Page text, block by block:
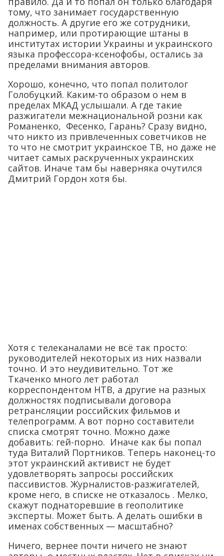
тому, что занимает государственную
должность. А другие его же сотрудники,
например, или протирающие штаны в
институтах истории Украины и украинского
языка профессора-ксенофобы, остались за
пределами внимания авторов.
Хорошо, конечно, что попал политолог
Голобуцкий. Каким-то образом о нем в
пределах МКАД услышали. А где такие
разжигатели межнациональной розни как
Романенко, Фесенко, Гарань? Сразу видно,
что никто из привлеченных советчиков не
то что не смотрит украинское ТВ, но даже не
читает самых раскрученных украинских
сайтов. Иначе там бы наверняка очутился
Дмитрий Гордон хотя бы.
Хотя с телеканалами не всё так просто:
руководителей некоторых из них назвали
точно. И это неудивительно. Тот же
Ткаченко много лет работал
корреспондентом НТВ, а другие на разных
должностях подписывали договора
ретрансляции российских фильмов и
телепрограмм. А вот порно составители
списка смотрят точно. Можно даже
добавить: гей-порно. Иначе как бы попал
туда Виталий Портников. Теперь наконец-то
этот украинский активист не будет
удовлетворять запросы российских
пассивистов. Журналистов-разжигателей,
кроме него, в списке не отказалось . Мелко,
скажут поднаторевшие в геополитике
эксперты. Может быть. А делать ошибки в
именах собственных — масштабно?
Ничего, вернее почти ничего не знают